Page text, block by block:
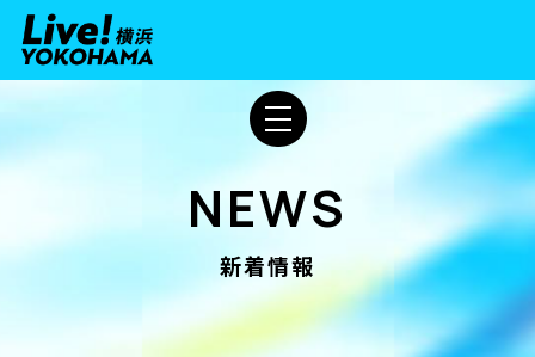
NEWS
新着情報